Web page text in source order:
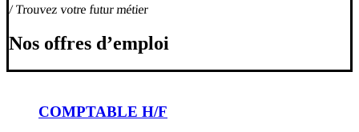
/ Trouvez votre futur métier
Nos offres d’emploi
COMPTABLE H/F